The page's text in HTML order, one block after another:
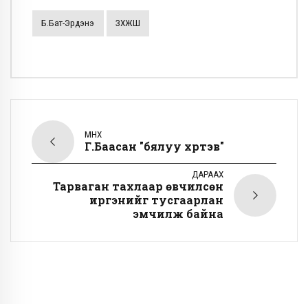
Б.Бат-Эрдэнэ ЗХЖШ
ӨМНӨХ
Г.Баасан "бялуу хүртэв"
ДАРААХ
Тарваган тахлаар өвчилсөн
иргэнийг тусгаарлан
эмчилж байна